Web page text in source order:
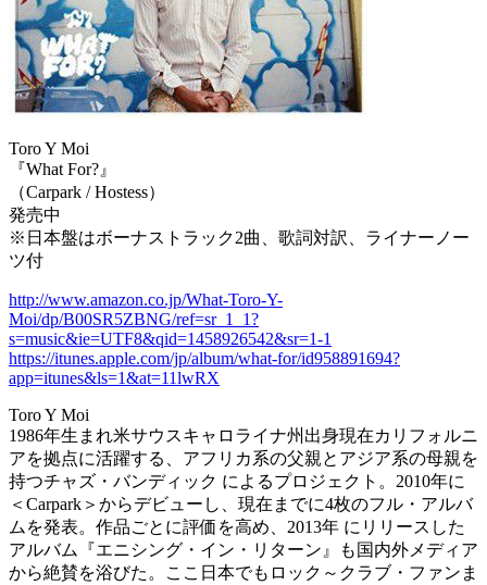
Toro Y Moi
『What For?』
（Carpark / Hostess）
発売中
※日本盤はボーナストラック2曲、歌詞対訳、ライナーノー
ツ付
http://www.amazon.co.jp/What-Toro-Y-
Moi/dp/B00SR5ZBNG/ref=sr_1_1?
s=music&ie=UTF8&qid=1458926542&sr=1-1
https://itunes.apple.com/jp/album/what-for/id958891694?
app=itunes&ls=1&at=11lwRX
Toro Y Moi
1986年生まれ米サウスキャロライナ州出身現在カリフォルニ
アを拠点に活躍する、アフリカ系の父親とアジア系の母親を
持つチャズ・バンディック によるプロジェクト。2010年に
＜Carpark＞からデビューし、現在までに4枚のフル・アルバ
ムを発表。作品ごとに評価を高め、2013年 にリリースした
アルバム『エニシング・イン・リターン』も国内外メディア
から絶賛を浴びた。ここ日本でもロック～クラブ・ファンま